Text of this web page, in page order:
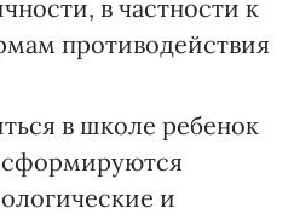
в частности к
противодействия
в школе ребенок
и